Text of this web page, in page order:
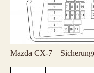
Mazda CX-7 –